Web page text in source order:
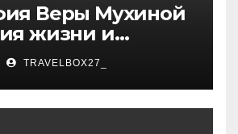
Веры Мухиной
жизни и
успешной
ее
и творчество
TRAVELBOX27_